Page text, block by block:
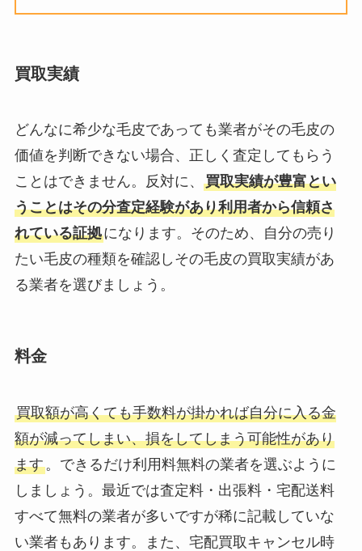
買取実績
どんなに希少な毛皮であっても業者がその毛皮の
価値を判断できない場合、正しく査定してもらう
ことはできません。反対に、 買取実績が豊富とい
うことはその分査定経験があり利用者から信頼さ
れている証拠になります。そのため、自分の売り
たい毛皮の種類を確認しその毛皮の買取実績があ
る業者を選びましょう。
料金
買取額が高くても手数料が掛かれば自分に入る金
額が減ってしまい、損をしてしまう可能性があり
ます。できるだけ利用料無料の業者を選ぶように
しましょう。最近では査定料・出張料・宅配送料
すべて無料の業者が多いですが稀に記載していな
い業者もあります。また、宅配買取キャンセル時